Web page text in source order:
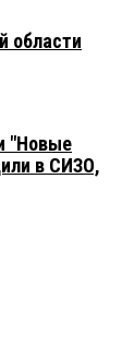
области
"Новые
в СИЗО,